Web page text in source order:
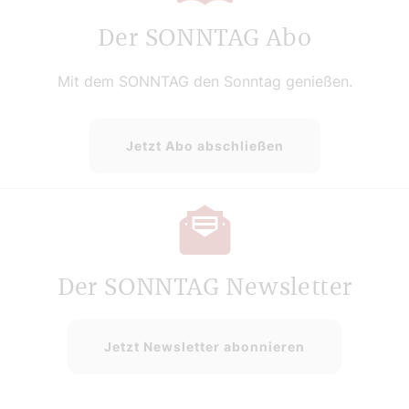
Der SONNTAG Abo
Mit dem SONNTAG den Sonntag genießen.
Jetzt Abo abschließen
Der SONNTAG Newsletter
Jetzt Newsletter abonnieren